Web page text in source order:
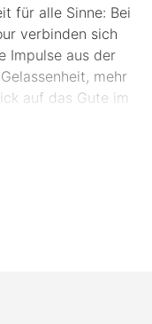
für alle Sinne: Bei
verbinden sich
Impulse aus der
mehr
auf das Gute im
aus der